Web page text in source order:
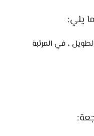
يلي:
، في المرتبة